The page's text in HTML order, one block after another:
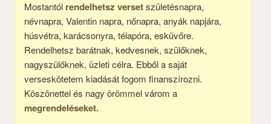
Mostantól rendelhetsz versetszületésnapra,
névnapra, Valentin napra, nőnapra, anyák napjára,
húsvétra, karácsonyra, télapóra, esküvőre.
Rendelhetsz barátnak, kedvesnek, szülőknek,
nagyszülőknek, üzleti célra. Ebből a saját
verseskötetem kiadását fogom finanszírozni.
Köszönettel és nagy örömmel várom a
megrendeléseket.